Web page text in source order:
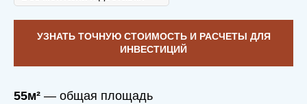
УЗНАТЬ ТОЧНУЮ СТОИМОСТЬ И РАСЧЕТЫ ДЛЯ
ИНВЕСТИЦИЙ
55м² — общая площадь